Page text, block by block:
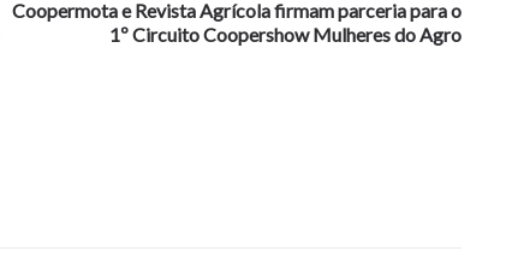
Coopermota e Revista Agrícola firmam parceria para o
1º Circuito Coopershow Mulheres do Agro